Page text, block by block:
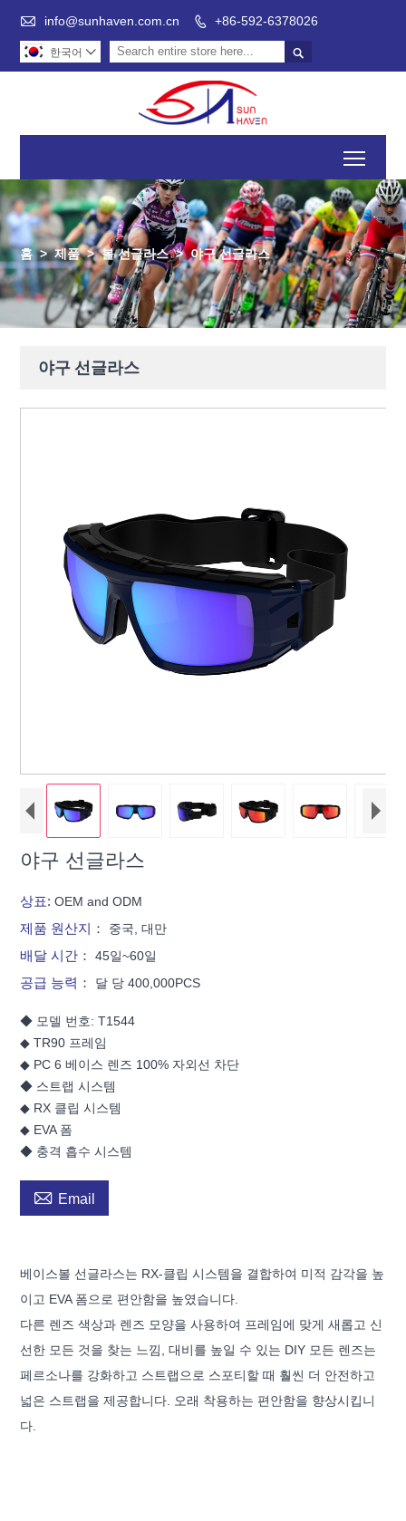
 info@sunhaven.com.cn  +86-592-6378026

한국어 
홈 > 제품 > 볼 선글라스 > 야구 선글라스
야구 선글라스
야구 선글라스
상표:OEM and ODM
제품 원산지： 중국, 대만
배달 시간：45일~60일
공급 능력： 달 당 400,000PCS
◆ 모델 번호: T1544
◆ TR90 프레임
◆ PC 6 베이스 렌즈 100% 자외선 차단
◆ 스트랩 시스템
◆ RX 클립 시스템
◆ EVA 폼
◆ 충격 흡수 시스템
 Email
베이스볼 선글라스는 RX-클립 시스템을 결합하여 미적 감각을 높
이고 EVA 폼으로 편안함을 높였습니다.
다른 렌즈 색상과 렌즈 모양을 사용하여 프레임에 맞게 새롭고 신
선한 모든 것을 찾는 느낌, 대비를 높일 수 있는 DIY 모든 렌즈는
페르소나를 강화하고 스트랩으로 스포티할 때 훨씬 더 안전하고
넓은 스트랩을 제공합니다. 오래 착용하는 편안함을 향상시킵니
다.